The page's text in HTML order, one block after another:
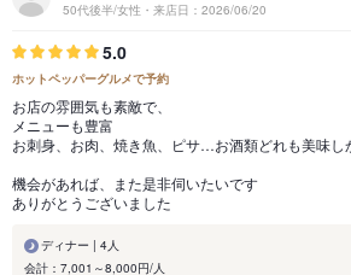
50代後半/女性・来店日：2026/06/20
5.0
ホットペッパーグルメで予約
お店の雰囲気も素敵で、
メニューも豊富
お刺身、お肉、焼き魚、ピサ…お酒類どれも美味し
機会があれば、また是非伺いたいです
ありがとうございました
ディナー | 4人
会計：7,001～8,000円/人